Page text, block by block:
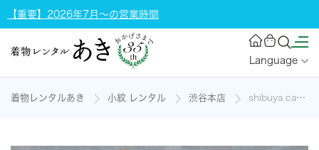
【重要】2026年7月～の営業時間
Language
着物レンタルあき 小紋 レンタル 渋谷本店 shibuya casual［白地の幾何学模様］の着物レンタル